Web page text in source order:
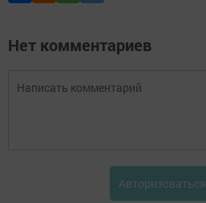
Нет комментариев
Авторизоваться